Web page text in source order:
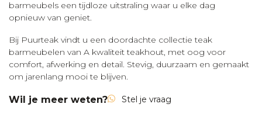
barmeubels een tijdloze uitstraling waar u elke dag
opnieuw van geniet.
Bij Puurteak vindt u een doordachte collectie teak
barmeubelen van A kwaliteit teakhout, met oog voor
comfort, afwerking en detail. Stevig, duurzaam en gemaakt
om jarenlang mooi te blijven.
Wil je meer weten? Stel je vraag